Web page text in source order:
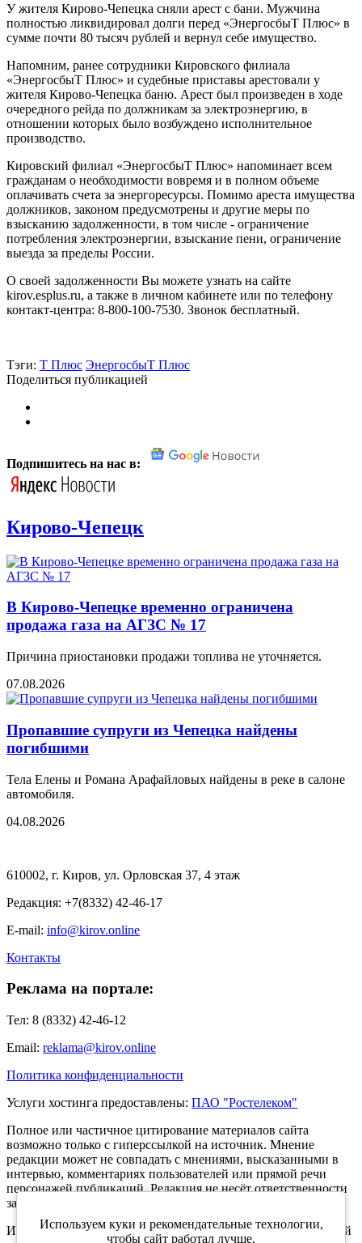
У жителя Кирово-Чепецка сняли арест с бани. Мужчина
полностью ликвидировал долги перед «ЭнергосбыТ Плюс» в
сумме почти 80 тысяч рублей и вернул себе имущество.
Напомним, ранее сотрудники Кировского филиала
«ЭнергосбыТ Плюс» и судебные приставы арестовали у
жителя Кирово-Чепецка баню. Арест был произведен в ходе
очередного рейда по должникам за электроэнергию, в
отношении которых было возбуждено исполнительное
производство.
Кировский филиал «ЭнергосбыТ Плюс» напоминает всем
гражданам о необходимости вовремя и в полном объеме
оплачивать счета за энергоресурсы. Помимо ареста имущества
должников, законом предусмотрены и другие меры по
взысканию задолженности, в том числе - ограничение
потребления электроэнергии, взыскание пени, ограничение
выезда за пределы России.
О своей задолженности Вы можете узнать на сайте
kirov.esplus.ru, а также в личном кабинете или по телефону
контакт-центра: 8-800-100-7530. Звонок бесплатный.
Тэги: Т Плюс ЭнергосбыТ Плюс
Поделиться публикацией
Подпишитесь на нас в:
Кирово-Чепецк
В Кирово-Чепецке временно ограничена
продажа газа на АГЗС № 17
Причина приостановки продажи топлива не уточняется.
07.08.2026
Пропавшие супруги из Чепецка найдены
погибшими
Тела Елены и Романа Арафайловых найдены в реке в салоне
автомобиля.
04.08.2026
610002, г. Киров, ул. Орловская 37, 4 этаж
Редакция: +7(8332) 42-46-17
E-mail: info@kirov.online
Контакты
Реклама на портале:
Тел: 8 (8332) 42-46-12
Email: reklama@kirov.online
Политика конфиденциальности
Услуги хостинга предоставлены: ПАО "Ростелеком"
Полное или частичное цитирование материалов сайта
возможно только с гиперссылкой на источник. Мнение
редакции может не совпадать с мнениями, высказанными в
интервью, комментариях пользователей или прямой речи
персонажей публикаций. Редакция не несёт ответственности
за текст комментариев читателей.
Интернет-портал Kirov.online зарегистрирован в Федеральной
Используем куки и рекомендательные технологии,
чтобы сайт работал лучше.